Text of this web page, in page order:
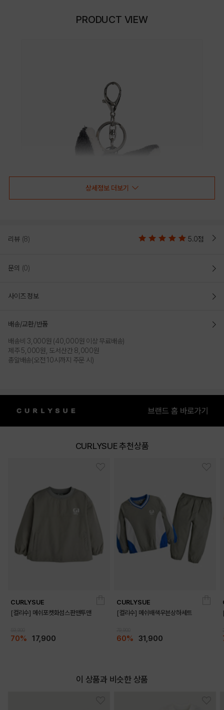
PRODUCT VIEW
DETAILS
상세정보 더보기
리뷰 (8) 5.0점
문의 (0)
사이즈 정보
배송/교환/반품
배송비 3,000원 (40,000원 이상 무료배송)
제주 5,000원, 도서산간 8,000원
총알배송(오전 10시까지 주문 시)
CURLYSUE 추천상품
CURLYSUE
[컬리수] 메쉬포켓화섬스판맨투맨
70% 17,900
CURLYSUE
[컬리수] 메쉬배색우븐상하세트
60% 31,900
이 상품과 비슷한 상품